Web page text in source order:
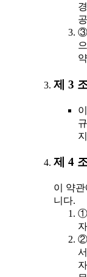
③
제 3
제 4
이 약
니다.
①
자
②